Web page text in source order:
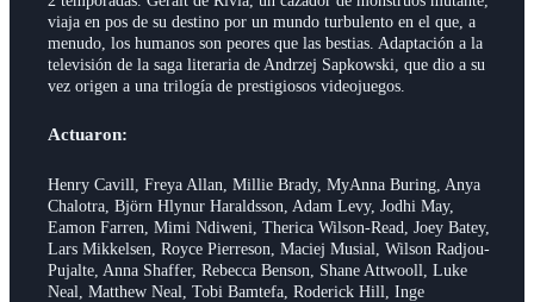
viaja en pos de su destino por un mundo turbulento en el que, a
menudo, los humanos son peores que las bestias. Adaptación a la
televisión de la saga literaria de Andrzej Sapkowski, que dio a su
vez origen a una trilogía de prestigiosos videojuegos.
Actuaron:
Henry Cavill, Freya Allan, Millie Brady, MyAnna Buring, Anya
Chalotra, Björn Hlynur Haraldsson, Adam Levy, Jodhi May,
Eamon Farren, Mimi Ndiweni, Therica Wilson-Read, Joey Batey,
Lars Mikkelsen, Royce Pierreson, Maciej Musial, Wilson Radjou-
Pujalte, Anna Shaffer, Rebecca Benson, Shane Attwooll, Luke
Neal, Matthew Neal, Tobi Bamtefa, Roderick Hill, Inge